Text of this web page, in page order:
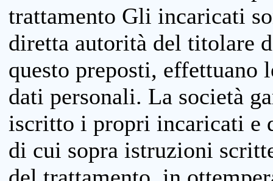
trattamento Gli incaricati
diretta autorità del titolare
questo preposti, effettuano
dati personali. La società
iscritto i propri incaricati e
di cui sopra istruzioni